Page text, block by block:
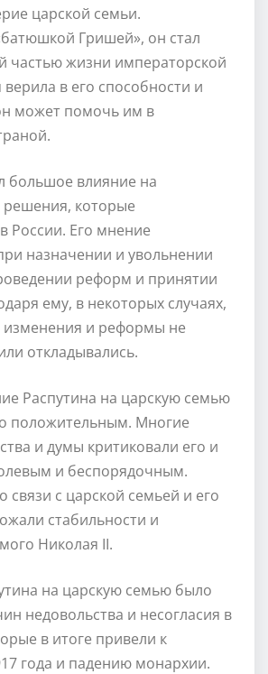
царской семьи.
Гришей», он стал
частью жизни императорской
в его способности и
может помочь им в
большое влияние на
решения, которые
России. Его мнение
назначении и увольнении
реформ и принятии
ему, в некоторых случаях,
изменения и реформы не
откладывались.
Распутина на царскую семью
положительным. Многие
и думы критиковали его и
и беспорядочным.
связи с царской семьей и его
стабильности и
Николая II.
на царскую семью было
недовольства и несогласия в
в итоге привели к
года и падению монархии.